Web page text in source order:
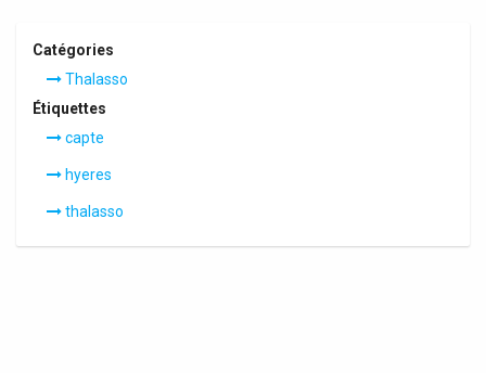
Catégories
Thalasso
Étiquettes
capte
hyeres
thalasso